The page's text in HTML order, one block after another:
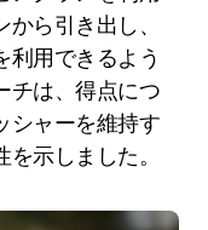
ら引き出し、
利用できるよう
チは、得点につ
シャーを維持す
示しました。